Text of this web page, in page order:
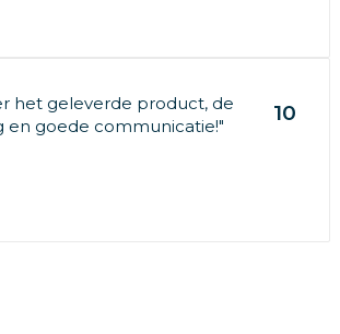
het geleverde product, de
en goede communicatie!"
10